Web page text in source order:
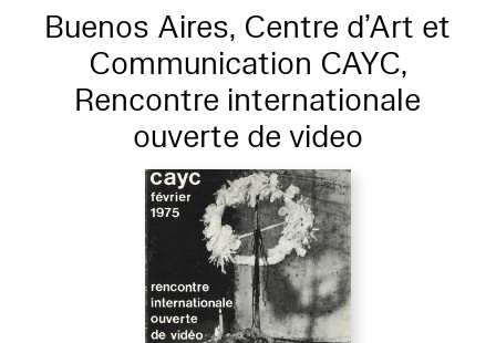
Buenos Aires, Centre d’Art et
Communication CAYC,
Rencontre internationale
ouverte de video